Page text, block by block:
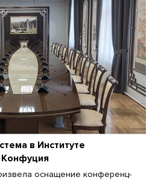
в Институте
Конфуция
оснащение конференц-